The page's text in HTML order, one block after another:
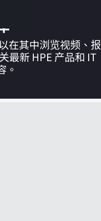
是空的
在其中浏览视频、报
最新 HPE 产品和 IT
。